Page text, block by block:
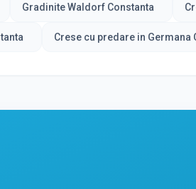
Gradinite Waldorf Constanta
Crese cu predare in Germana